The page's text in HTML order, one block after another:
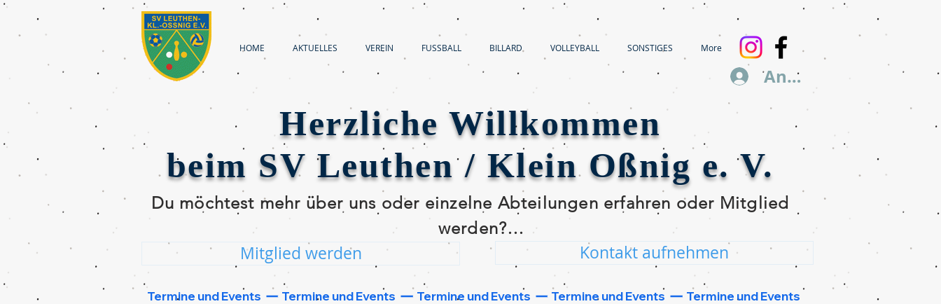
HOME AKTUELLES VEREIN FUSSBALL BILLARD VOLLEYBALL SONSTIGES More
Anmelden
Herzliche Willkommen
beim SV Leuthen / Klein Oßnig e. V.
Du möchtest mehr über uns oder einzelne Abteilungen erfahren oder Mitglied
werden?
Dann klicke einen der beiden unten folgenden Button und wir werden uns
schnellstmöglich bei dir melden!
Mitglied werden Kontakt aufnehmen
Termine und Events